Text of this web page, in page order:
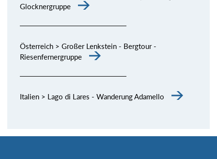
Glocknergruppe
Österreich > Großer Lenkstein - Bergtour -
Riesenfernergruppe
Italien > Lago di Lares - Wanderung Adamello